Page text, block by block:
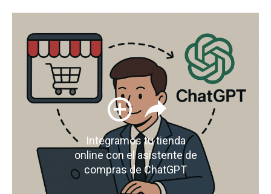
Integramos tu tienda
online con el asistente de
compras de ChatGPT